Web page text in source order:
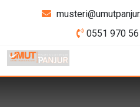
0551 970 56